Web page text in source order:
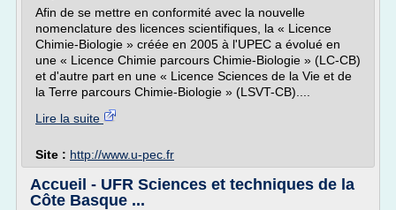
Afin de se mettre en conformité avec la nouvelle
nomenclature des licences scientifiques, la « Licence
Chimie-Biologie » créée en 2005 à l'UPEC a évolué en
une « Licence Chimie parcours Chimie-Biologie » (LC-CB)
et d'autre part en une « Licence Sciences de la Vie et de
la Terre parcours Chimie-Biologie » (LSVT-CB)....
Lire la suite
Site : http://www.u-pec.fr
Accueil - UFR Sciences et techniques de la
Côte Basque ...